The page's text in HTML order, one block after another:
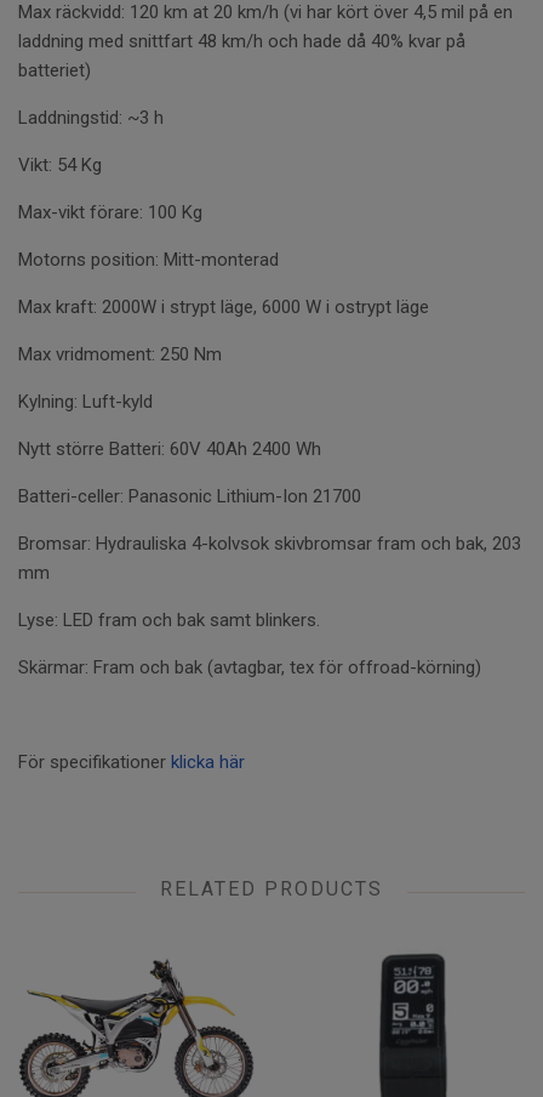
Max räckvidd: 120 km at 20 km/h (vi har kört över 4,5 mil på en
laddning med snittfart 48 km/h och hade då 40% kvar på
batteriet)
Laddningstid: ~3 h
Vikt: 54 Kg
Max-vikt förare: 100 Kg
Motorns position: Mitt-monterad
Max kraft: 2000W i strypt läge, 6000 W i ostrypt läge
Max vridmoment: 250 Nm
Kylning: Luft-kyld
Nytt större Batteri: 60V 40Ah 2400 Wh
Batteri-celler: Panasonic Lithium-Ion 21700
Bromsar: Hydrauliska 4-kolvsok skivbromsar fram och bak, 203
mm
Lyse: LED fram och bak samt blinkers.
Skärmar: Fram och bak (avtagbar, tex för offroad-körning)
För specifikationer klicka här
RELATED PRODUCTS